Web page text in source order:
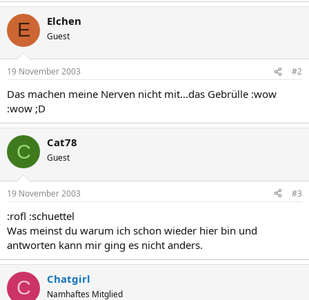
E Elchen
Guest
19 November 2003 #2
Das machen meine Nerven nicht mit...das Gebrülle :wow
:wow ;D
C Cat78
Guest
19 November 2003 #3
:rofl :schuettel
Was meinst du warum ich schon wieder hier bin und
antworten kann mir ging es nicht anders.
C Chatgirl
Namhaftes Mitglied